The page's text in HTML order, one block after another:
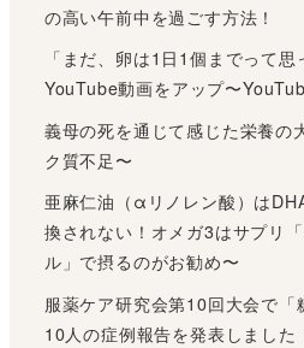
の高い午前中を過ごす方法！
「まだ、卵は1日1個までって
YouTube動画をアップ〜
義母の死を通じて感じた栄養の
ク質不足〜
亜麻仁油（αリノレン酸）は
換されない！オメガ3はサプリ
ル」で摂るのがお勧め〜
服薬ケア研究会第10回大会で「
10人の症例報告を発表しました